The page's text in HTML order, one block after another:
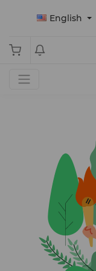
English